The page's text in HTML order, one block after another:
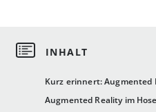
Kurz erinnert: Augmented
Augmented Reality im